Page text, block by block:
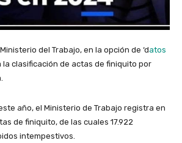
del Trabajo, en la opción de ‘datos
la clasificación de actas de finiquito por
año, el Ministerio de Trabajo registra en
de finiquito, de las cuales 17.922
intempestivos.